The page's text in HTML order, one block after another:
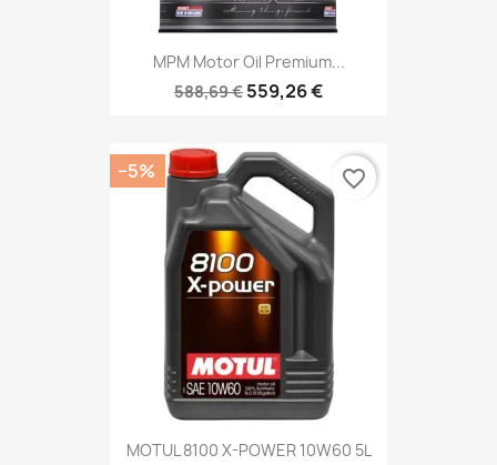
MPM Motor Oil Premium...
588,69 € 559,26 €
MOTUL 8100 X-POWER 10W60 5L
−5% favorite_border